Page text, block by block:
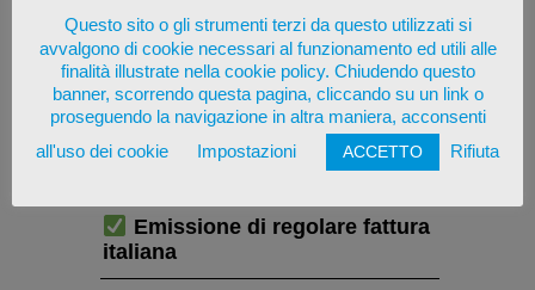
DOT recente
Prodotto europeo
Consegna stimata in: 6-9
giorni lavorativi
Emissione di regolare fattura
italiana
Questo sito o gli strumenti terzi da questo utilizzati si
avvalgono di cookie necessari al funzionamento ed utili alle
finalità illustrate nella cookie policy. Chiudendo questo
banner, scorrendo questa pagina, cliccando su un link o
proseguendo la navigazione in altra maniera, acconsenti
all'uso dei cookie
Impostazioni ACCETTO Rifiuta